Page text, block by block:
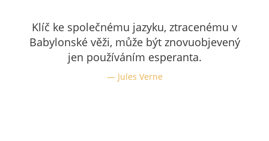
Klíč ke společnému jazyku, ztracenému v
Babylonské věži, může být znovuobjevený
jen používáním esperanta.
Jules Verne